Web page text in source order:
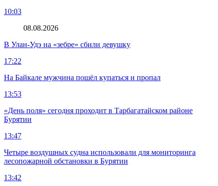
10:03
08.08.2026
В Улан-Удэ на «зебре» сбили девушку
17:22
На Байкале мужчина пошёл купаться и пропал
13:53
«День поля» сегодня проходит в Тарбагатайском районе
Бурятии
13:47
Четыре воздушных судна использовали для мониторинга
лесопожарной обстановки в Бурятии
13:42